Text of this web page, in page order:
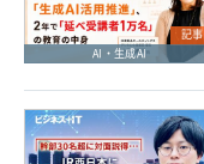
記事
AI・生成AI